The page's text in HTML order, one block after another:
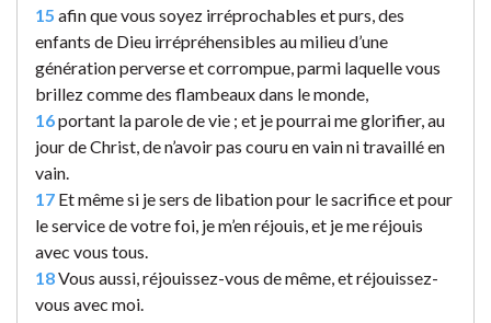
15 afin que vous soyez irréprochables et purs, des
enfants de Dieu irrépréhensibles au milieu d’une
génération perverse et corrompue, parmi laquelle vous
brillez comme des flambeaux dans le monde,
16portant la parole de vie ; et je pourrai me glorifier, au
jour de Christ, de n’avoir pas couru en vain ni travaillé en
vain.
17 Et même si je sers de libation pour le sacrifice et pour
le service de votre foi, je m’en réjouis, et je me réjouis
avec vous tous.
18Vous aussi, réjouissez-vous de même, et réjouissez-
vous avec moi.